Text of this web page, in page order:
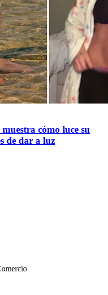
cómo luce su
de dar a luz